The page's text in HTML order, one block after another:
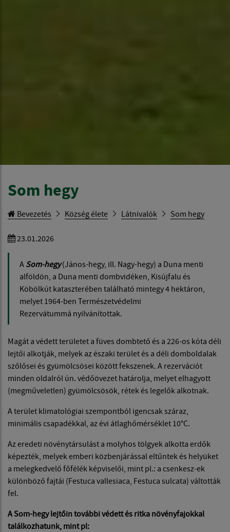
Som hegy
Bevezetés Község élete Látnivalók Som hegy
23.01.2026
A Som-hegy(János-hegy, ill. Nagy-hegy) a Duna menti
alföldön, a Duna menti dombvidéken, Kisújfalu és
Köbölkút kataszterében található mintegy 4 hektáron,
melyet 1964-ben Természetvédelmi
Rezervátummá nyilvánítottak.
Magát a védett területet a füves dombtető és a 226-os kóta déli
lejtői alkotják, melyek az északi terület és a déli domboldalak
szőlősei és gyümölcsösei között fekszenek. A rezervációt
minden oldalról ún. védőövezet határolja, melyet elhagyott
(megműveletlen) gyümölcsösök, rétek és legelők alkotnak.
A terület klimatológiai szempontból igencsak száraz,
minimális csapadékkal, az évi átlaghőmérséklet 10°C.
Az eredeti növénytársulást a molyhos tölgyek alkotta erdők
képezték, melyek emberi közbenjárással eltűntek és helyüket
a melegkedvelő főfélék képviselői, mint pl.: a csenkesz-ek
különböző fajtái (Festuca vallesiaca, Festuca sulcata) váltották
fel.
A Som-hegy lejtőin további védett és ritka növényfajokkal
találkozhatunk, mint pl: